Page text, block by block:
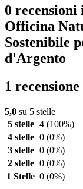
0
Officina
Sostenibile
d'Argento
1
5,0 su 5 stelle
5 stelle 4 (100%)
4 stelle 0 (0%)
3 stelle 0 (0%)
2 stelle 0 (0%)
1 Stelle 0 (0%)